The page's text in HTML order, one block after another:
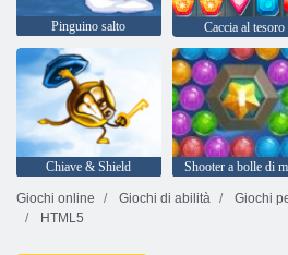
Pinguino salto Caccia al tesoro
Chiave & Shield Shooter a bolle di
Giochi online
Giochi di abilità Giochi
HTML5